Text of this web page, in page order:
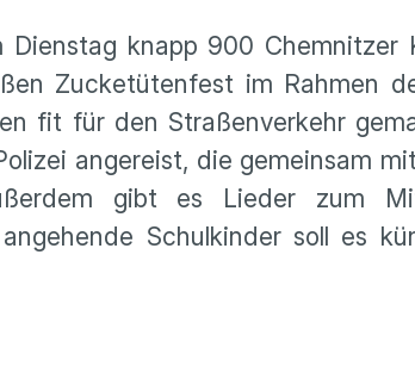
knapp 900 Chemnitzer
Zucketütenfest im Rahmen
fit für den Straßenverkehr
angereist, die gemeinsam
gibt es Lieder zum
Schulkinder soll es